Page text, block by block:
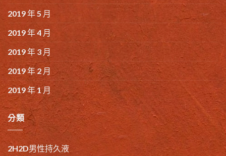
2019 年 5 月
2019 年 4 月
2019 年 3 月
2019 年 2 月
2019 年 1 月
分類
2H2D男性持久液